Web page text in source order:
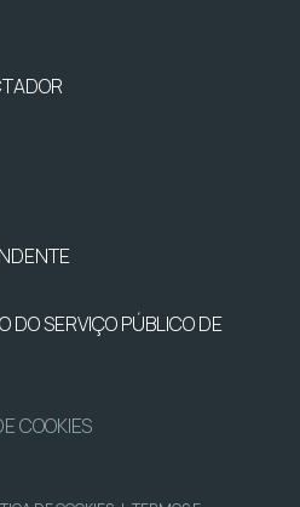
DO SERVIÇO PÚBLICO DE
COOKIES